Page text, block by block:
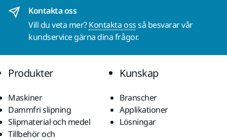
Kontakta oss
Vill du veta mer?Kontakta ossså besvarar vår
kundservice gärna dina frågor.
Produkter
Maskiner
Dammfri slipning
Slipmaterial och medel
Tillbehör och
Kunskap
Branscher
Applikationer
Lösningar